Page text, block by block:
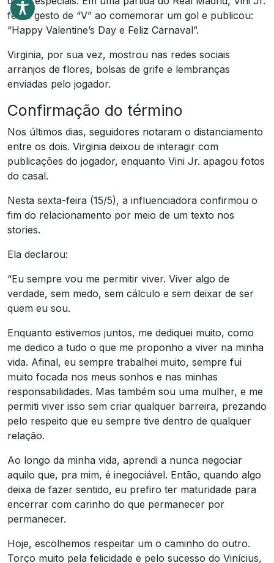
fez o gesto de “V” ao comemorar um gol e publicou:
“Happy Valentine’s Day e Feliz Carnaval”.
Virginia, por sua vez, mostrou nas redes sociais
arranjos de flores, bolsas de grife e lembranças
enviadas pelo jogador.
Confirmação do término
Nos últimos dias, seguidores notaram o distanciamento
entre os dois. Virginia deixou de interagir com
publicações do jogador, enquanto Vini Jr. apagou fotos
do casal.
Nesta sexta-feira (15/5), a influenciadora confirmou o
fim do relacionamento por meio de um texto nos
stories.
Ela declarou:
“Eu sempre vou me permitir viver. Viver algo de
verdade, sem medo, sem cálculo e sem deixar de ser
quem eu sou.
Enquanto estivemos juntos, me dediquei muito, como
me dedico a tudo o que me proponho a viver na minha
vida. Afinal, eu sempre trabalhei muito, sempre fui
muito focada nos meus sonhos e nas minhas
responsabilidades. Mas também sou uma mulher, e me
permiti viver isso sem criar qualquer barreira, prezando
pelo respeito que eu sempre tive dentro de qualquer
relação.
Ao longo da minha vida, aprendi a nunca negociar
aquilo que, pra mim, é inegociável. Então, quando algo
deixa de fazer sentido, eu prefiro ter maturidade para
encerrar com carinho do que permanecer por
permanecer.
Hoje, escolhemos respeitar um o caminho do outro.
Torço muito pela felicidade e pelo sucesso do Vinícius,